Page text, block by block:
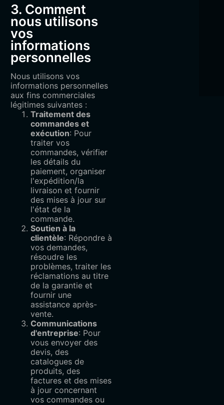
3. Comment
nous utilisons
vos
informations
personnelles
Nous utilisons vos
informations personnelles
aux fins commerciales
légitimes suivantes :
Traitement des
commandes et
exécution: Pour
traiter vos
commandes, vérifier
les détails du
paiement, organiser
l'expédition/la
livraison et fournir
des mises à jour sur
l'état de la
commande.
Soutien à la
clientèle: Répondre à
vos demandes,
résoudre les
problèmes, traiter les
réclamations au titre
de la garantie et
fournir une
assistance après-
vente.
Communications
d'entreprise: Pour
vous envoyer des
devis, des
catalogues de
produits, des
factures et des mises
à jour concernant
vos commandes ou